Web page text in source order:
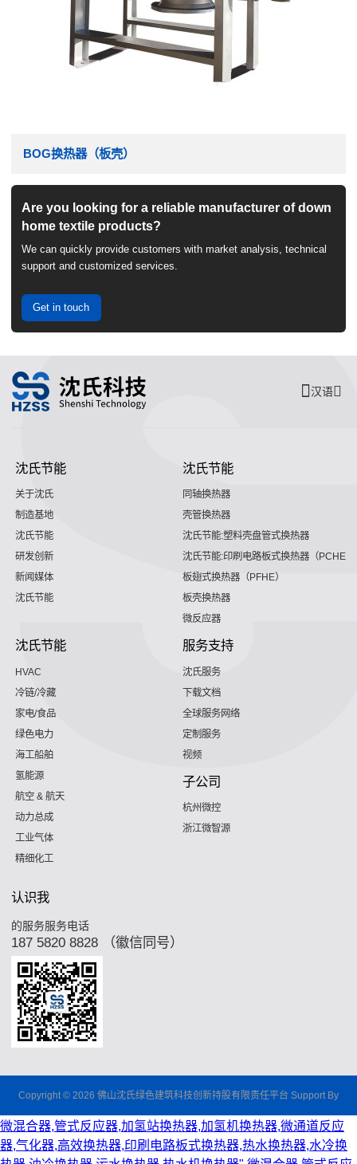
BOG换热器（板壳）
Are you looking for a reliable manufacturer of down
home textile products?
We can quickly provide customers with market analysis, technical
support and customized services.
Get in touch
汉语
沈氏节能
关于沈氏
制造基地
沈氏节能
研发创新
新闻媒体
沈氏节能
沈氏节能
同轴换热器
壳管换热器
沈氏节能:塑料壳盘管式换热器
沈氏节能:印刷电路板式换热器（PCHE）
板翅式换热器（PFHE）
板壳换热器
微反应器
沈氏节能
HVAC
冷链/冷藏
家电/食品
绿色电力
海工船舶
氢能源
航空 & 航天
动力总成
工业气体
精细化工
服务支持
沈氏服务
下载文档
全球服务网络
定制服务
视频
子公司
杭州微控
浙江微智源
认识我
的服务服务电话
187 5820 8828 （徽信同号）
Copyright © 2026 佛山沈氏绿色建筑科技创新持股有限责任平台 Support By
微混合器,管式反应器,加氢站换热器,加氢机换热器,微通道反应
器,气化器,高效换热器,印刷电路板式换热器,热水换热器,水冷换